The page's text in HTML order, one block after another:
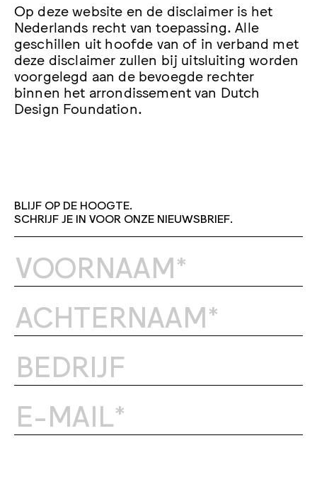
Op deze website en de disclaimer is het
Nederlands recht van toepassing. Alle
geschillen uit hoofde van of in verband met
deze disclaimer zullen bij uitsluiting worden
voorgelegd aan de bevoegde rechter
binnen het arrondissement van Dutch
Design Foundation.
BLIJF OP DE HOOGTE.
SCHRIJF JE IN VOOR ONZE NIEUWSBRIEF.